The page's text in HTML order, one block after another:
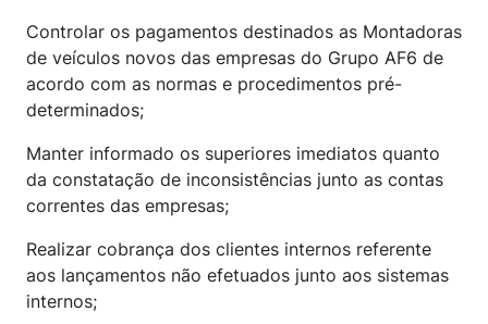
Controlar os pagamentos destinados as Montadoras
de veículos novos das empresas do Grupo AF6 de
acordo com as normas e procedimentos pré-
determinados;
Manter informado os superiores imediatos quanto
da constatação de inconsistências junto as contas
correntes das empresas;
Realizar cobrança dos clientes internos referente
aos lançamentos não efetuados junto aos sistemas
internos;